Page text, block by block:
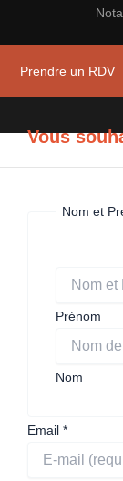
En savoir plus
Prendre un RDV
Vous
Nom et
Prénom
Nom
Email *